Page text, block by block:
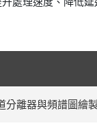
分離器與頻譜圖繪